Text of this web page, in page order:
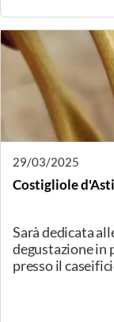
10/04/2025
Bianconese
Il Blu di Cuneo
Gallina,